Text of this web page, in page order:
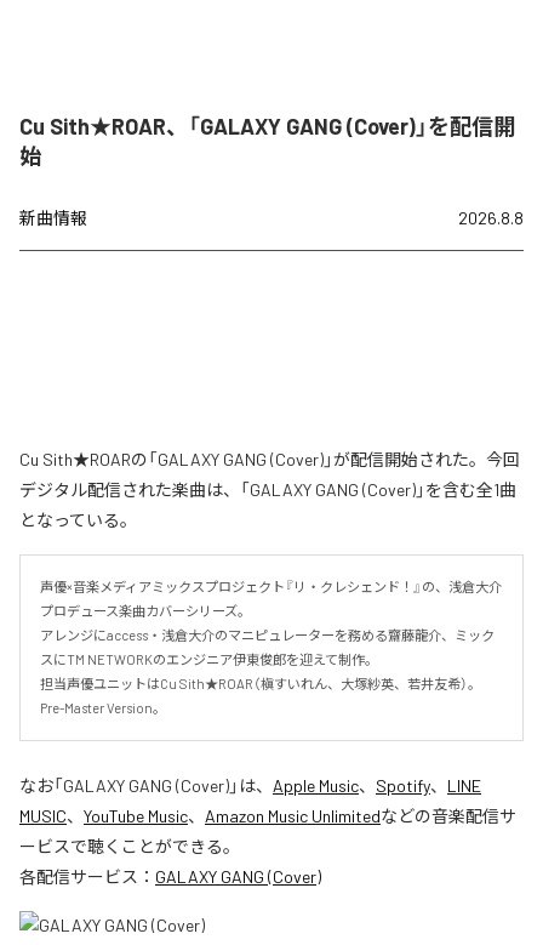
Cu Sith★ROAR、「GALAXY GANG (Cover)」を配信開
始
新曲情報 2026.8.8
Cu Sith★ROARの「GALAXY GANG (Cover)」が配信開始された。今回
デジタル配信された楽曲は、「GALAXY GANG (Cover)」を含む全1曲
となっている。
声優×音楽メディアミックスプロジェクト『リ・クレシェンド！』の、浅倉大介
プロデュース楽曲カバーシリーズ。
アレンジにaccess・浅倉大介のマニピュレーターを務める齋藤龍介、ミック
スにTM NETWORKのエンジニア伊東俊郎を迎えて制作。
担当声優ユニットはCu Sith★ROAR（槇すいれん、大塚紗英、若井友希）。
Pre-Master Version。
なお「GALAXY GANG (Cover)」は、 Apple Music、 Spotify、 LINE
MUSIC、 YouTube Music、 Amazon Music Unlimitedなどの音楽配信サ
ービスで聴くことができる。
各配信サービス： GALAXY GANG (Cover)